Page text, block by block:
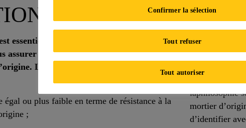
DES MORTIERS
essentielle pour la réussite des travaux.
assurer que le nouveau mortier est
Les facteurs suivants sont à
ou plus faible en terme de résistance à la
;
La deuxième
à dater
de la
été utilisés
laphilosophie
mortier
d’identifier
Confirmer la sélection
Tout refuser
Tout autoriser